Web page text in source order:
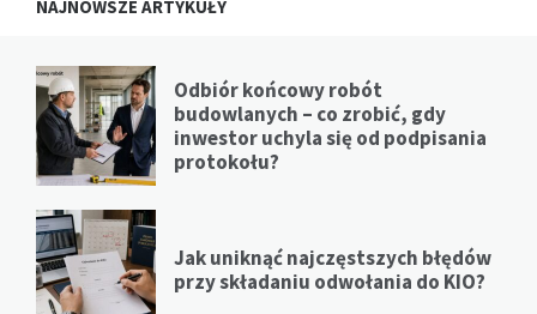
NAJNOWSZE ARTYKUŁY
Odbiór końcowy robót
budowlanych – co zrobić, gdy
inwestor uchyla się od podpisania
protokołu?
Jak uniknąć najczęstszych błędów
przy składaniu odwołania do KIO?